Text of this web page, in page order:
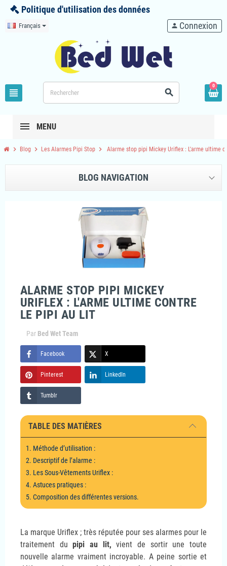
Politique d'utilisation des données
Français
view_headline search
person Connexion
0
MENU
chevron_right Blog chevron_right Les Alarmes Pipi Stop chevron_right Alarme stop pipi Mickey Uriflex : L'arme ultime
BLOG NAVIGATION
ALARME STOP PIPI MICKEY
URIFLEX : L'ARME ULTIME CONTRE
LE PIPI AU LIT
Par Bed Wet Team
Facebook X
Pinterest LinkedIn
Tumblr
TABLE DES MATIÈRES
1. Méthode d’utilisation :
2. Descriptif de l’alarme :
3. Les Sous-Vêtements Uriflex :
4. Astuces pratiques :
5. Composition des différentes versions.
La marque Uriflex ; très réputée pour ses alarmes pour le
traitement dupipi au lit, vient de sortir une toute
nouvelle alarme vraiment incroyable. A peine sortie et